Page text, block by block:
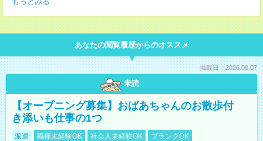
あなたの閲覧履歴からのオススメ
掲載日：2026.08.07
未読
【オープニング募集】おばあちゃんのお散歩付
き添いも仕事の1つ
派遣 職種未経験OK 社会人未経験OK
ブランクOK